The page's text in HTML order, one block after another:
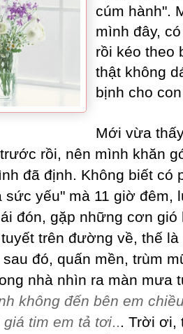
cúm hành".
mình đây,
rồi kéo theo
thật không
bịnh cho
Mới vừa
rồi, nên mình khăn
đã định. Không biết có
sức yếu" mà 11 giờ đêm,
đón, gặp những cơn gió
trên đường về, thế là
đó, quấn mền, trùm
nhà nhìn ra màn mưa
không đến bên em
giá tim em tả tơi... Trời ơi,